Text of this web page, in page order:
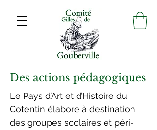
Des actions pédagogiques
Le Pays d’Art et d’Histoire du
Cotentin élabore à destination
des groupes scolaires et péri-